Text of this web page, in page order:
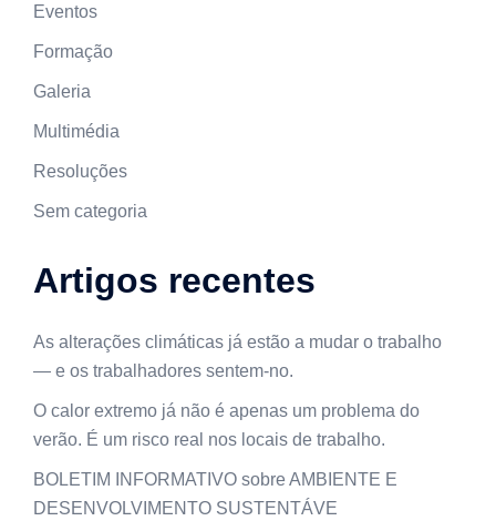
Eventos
Formação
Galeria
Multimédia
Resoluções
Sem categoria
Artigos recentes
As alterações climáticas já estão a mudar o trabalho
— e os trabalhadores sentem-no.
O calor extremo já não é apenas um problema do
verão. É um risco real nos locais de trabalho.
BOLETIM INFORMATIVO sobre AMBIENTE E
DESENVOLVIMENTO SUSTENTÁVE